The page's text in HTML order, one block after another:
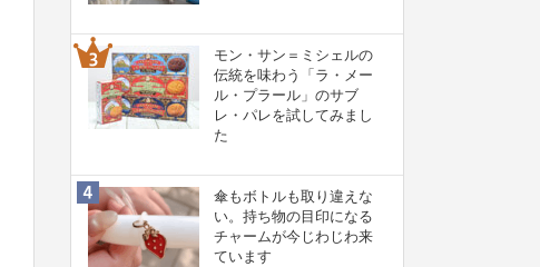
モン・サン＝ミシェルの
伝統を味わう「ラ・メー
ル・プラール」のサブ
レ・パレを試してみまし
た
傘もボトルも取り違えな
い。持ち物の目印になる
チャームが今じわじわ来
ています